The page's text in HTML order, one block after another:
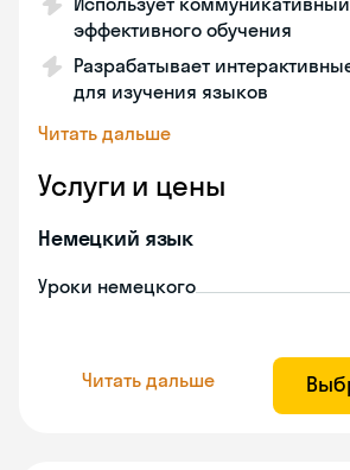
эффективного обучения
Разрабатывает
для изучения языков
Читать дальше
Услуги и цены
Немецкий язык
Уроки немецкого
Читать дальше